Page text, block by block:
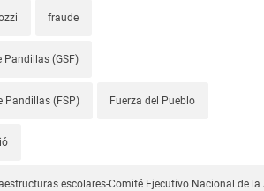
fraude
Pandillas (GSF)
Pandillas (FSP) Fuerza del Pueblo
escolares-Comité Ejecutivo Nacional de la